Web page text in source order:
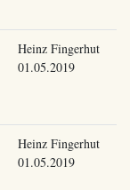
Heinz Fingerhut
01.05.2019
Heinz Fingerhut
01.05.2019